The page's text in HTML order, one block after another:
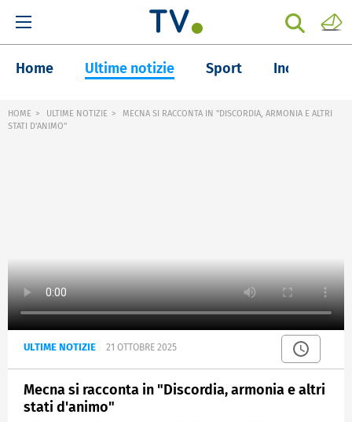
Home Ultime notizie Sport Inchieste
HOME ULTIME NOTIZIE
MECNA SI RACCONTA IN "DISCORDIA, ARMONIA E ALTRI
STATI D'ANIMO"
ULTIME NOTIZIE 21 OTTOBRE 2025
Mecna si racconta in "Discordia, armonia e altri
stati d'animo"